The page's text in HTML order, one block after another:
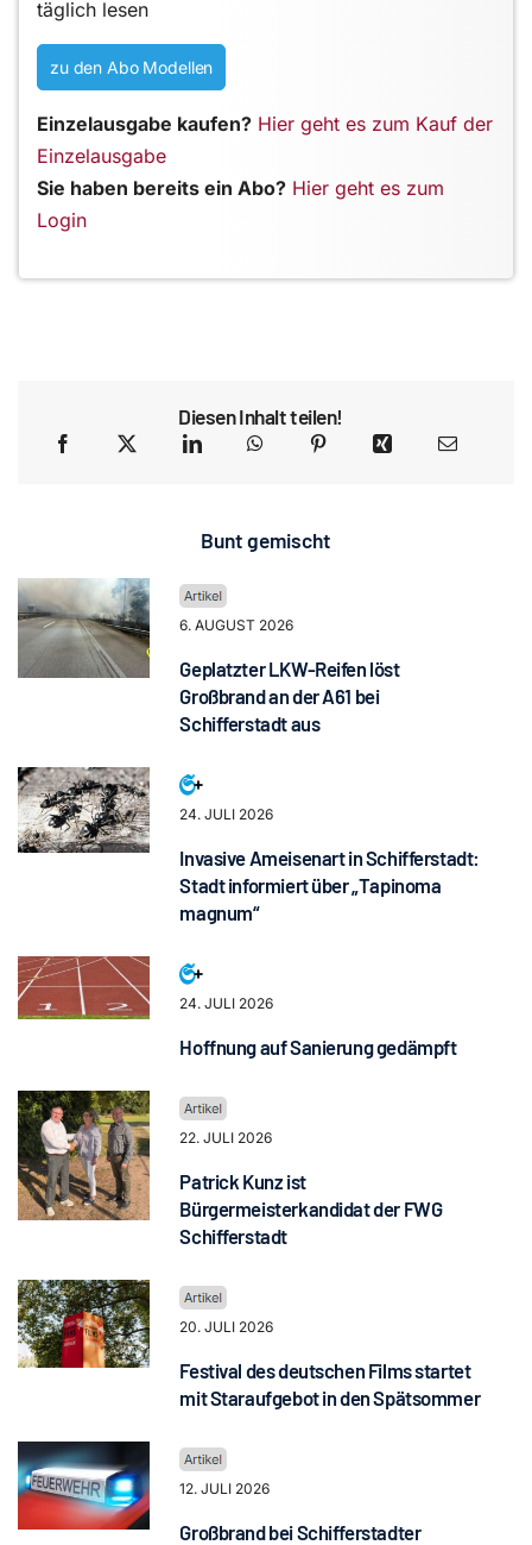
täglich lesen
zu den Abo Modellen
Einzelausgabe kaufen? Hier geht es zum Kauf der
Einzelausgabe
Sie haben bereits ein Abo? Hier geht es zum
Login
Diesen Inhalt teilen!
Bunt gemischt
6. AUGUST 2026
Geplatzter LKW-Reifen löst
Großbrand an der A61 bei
Schifferstadt aus
24. JULI 2026
Invasive Ameisenart in Schifferstadt:
Stadt informiert über „Tapinoma
magnum“
24. JULI 2026
Hoffnung auf Sanierung gedämpft
22. JULI 2026
Patrick Kunz ist
Bürgermeisterkandidat der FWG
Schifferstadt
20. JULI 2026
Festival des deutschen Films startet
mit Staraufgebot in den Spätsommer
12. JULI 2026
Großbrand bei Schifferstadter